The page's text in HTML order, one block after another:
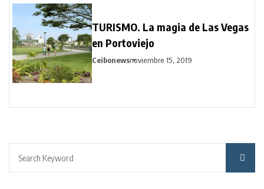
TURISMO. La magia de Las Vegas
en Portoviejo
Ceibonewsnoviembre 15, 2019